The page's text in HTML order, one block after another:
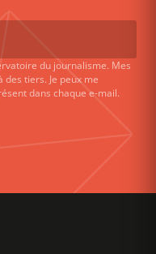
du journalisme. Mes
tiers. Je peux me
dans chaque e-mail.